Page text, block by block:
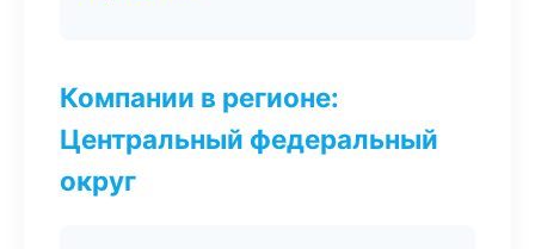
Компании в регионе:
Центральный федеральный
округ